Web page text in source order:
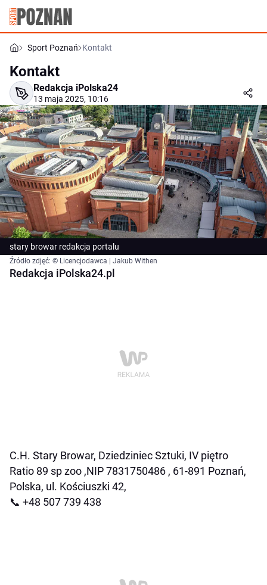
Sport Poznań Kontakt
Kontakt
Redakcja iPolska24
13 maja 2025, 10:16
stary browar redakcja portalu
Źródło zdjęć: © Licencjodawca | Jakub Withen
Redakcja iPolska24.pl
C.H. Stary Browar, Dziedziniec Sztuki, IV piętro
Ratio 89 sp zoo ,NIP 7831750486 , 61-891 Poznań,
Polska, ul. Kościuszki 42,
📞 +48 507 739 438